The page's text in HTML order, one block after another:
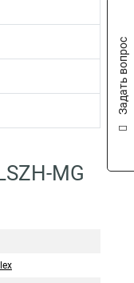
MG
Задать вопрос